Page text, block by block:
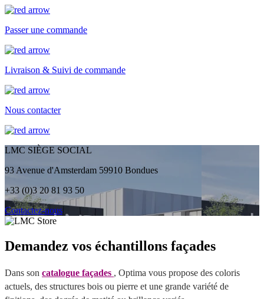
Passer une commande
Livraison & Suivi de commande
Nous contacter
LMC SIÈGE SOCIAL
93 Avenue d'Amsterdam 59910 Bondues
+33 (0)3 20 81 93 50
Contactez-nous
Demandez vos échantillons façades
Dans son catalogue façades , Optima vous propose des coloris
actuels, des structures bois ou pierre et une grande variété de